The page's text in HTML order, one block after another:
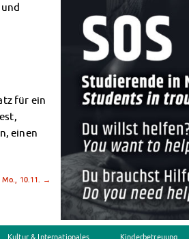
für ein
einen
10.11. →
Kultur & Internationales Kinderbetreuung